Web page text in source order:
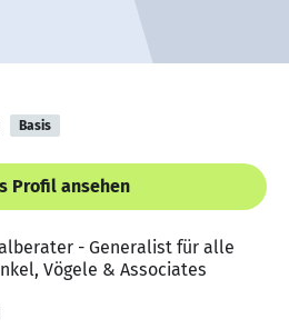
Basis
Profil ansehen
- Generalist für alle
Vögele & Associates